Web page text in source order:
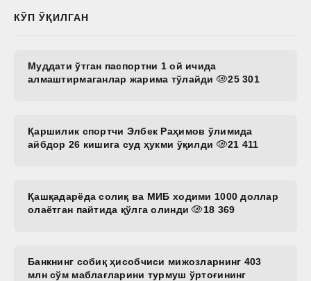
КЎП ЎҚИЛГАН
Муддати ўтган паспортни 1 ой ичида
алмаштирмаганлар жарима тўлайди
25 301
Қаршилик спортчи Элбек Раҳимов ўлимида
айбдор 26 кишига суд ҳукми ўқилди
21 411
Қашқадарёда солиқ ва МИБ ходими 1000 доллар
олаётган пайтида қўлга олинди
18 369
Банкнинг собиқ ҳисобчиси мижозларнинг 403
млн сўм маблағларини турмуш ўртоғининг